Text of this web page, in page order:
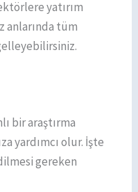
yatırım
anlarında tüm
bir araştırma
yardımcı olur. İşte
gereken